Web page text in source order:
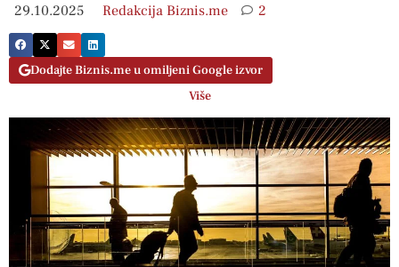
29.10.2025 Redakcija Biznis.me 2
Dodajte Biznis.me u omiljeni Google izvor
Više